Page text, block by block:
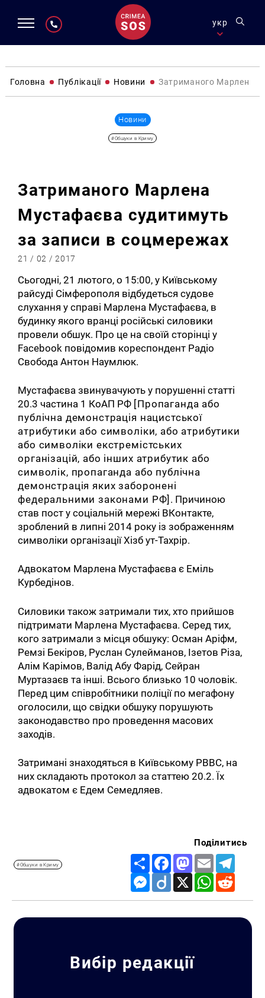
укр
Головна Публікації Новини Затриманого Марлена
Новини
#Обшуки в Криму
Затриманого Марлена
Мустафаєва судитимуть
за записи в соцмережах
21 / 02 / 2017
Сьогодні, 21 лютого, о 15:00, у Київському
райсуді Сімферополя відбудеться судове
слухання у справі Марлена Мустафаєва, в
будинку якого вранці російські силовики
провели обшук. Про це на своїй сторінці у
Facebook повідомив кореспондент Радіо
Свобода Антон Наумлюк.
Мустафаєва звинувачують у порушенні статті
20.3 частина 1 КоАП РФ [Пропаганда або
публічна демонстрація нацистської
атрибутики або символіки, або атрибутики
або символіки екстремістських
організацій, або інших атрибутик або
символік, пропаганда або публічна
демонстрація яких заборонені
федеральними законами РФ] . Причиною
став пост у соціальній мережі ВКонтакте,
зроблений в липні 2014 року із зображенням
символіки організації Хізб ут-Тахрір.
Адвокатом Марлена Мустафаєва є Еміль
Курбедінов.
Силовики також затримали тих, хто прийшов
підтримати Марлена Мустафаєва. Серед тих,
кого затримали з місця обшуку: Осман Аріфм,
Ремзі Бекіров, Руслан Сулейманов, Ізетов Різа,
Алім Карімов, Валід Абу Фарід, Сейран
Муртазаєв та інші. Всього близько 10 чоловік.
Перед цим співробітники поліції по мегафону
оголосили, що свідки обшуку порушують
законодавство про проведення масових
заходів.
Затримані знаходяться в Київському РВВС, на
них складають протокол за статтею 20.2. Їх
адвокатом є Едем Семедляев.
#Обшуки в Криму
Поділитись
Share FacebookMastodon
Email
Messenger
Diigo X WhatsApp
Вибір редакції